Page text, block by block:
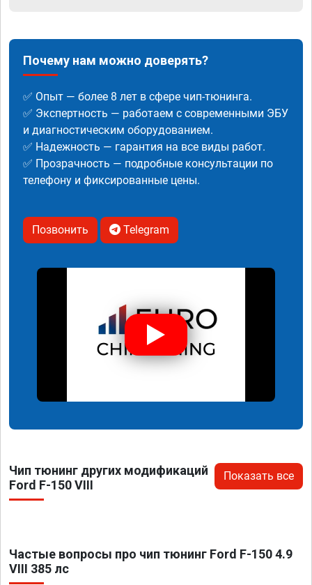
Почему нам можно доверять?
✅ Опыт — более 8 лет в сфере чип-тюнинга.
✅ Экспертность — работаем с современными ЭБУ
и диагностическим оборудованием.
✅ Надежность — гарантия на все виды работ.
✅ Прозрачность — подробные консультации по
телефону и фиксированные цены.
Позвонить Telegram
Чип тюнинг других модификаций
Ford F-150 VIII
Показать все
Частые вопросы про чип тюнинг Ford F-150 4.9
VIII 385 лс